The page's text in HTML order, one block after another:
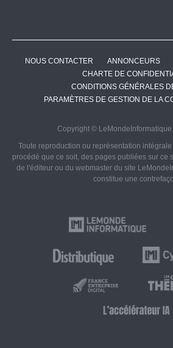
NOUS CONTACTER ANNONCEURS
CHARTE DE
CONDITIONS GÉNÉRALES
PARAMÈTRES DE GESTION DE LA
Copyright ©
Toute reproduction ou représentation
procédé que ce soit, des pages publiées sur ce
de l'éditeur ou du webmaster du site
constitue une